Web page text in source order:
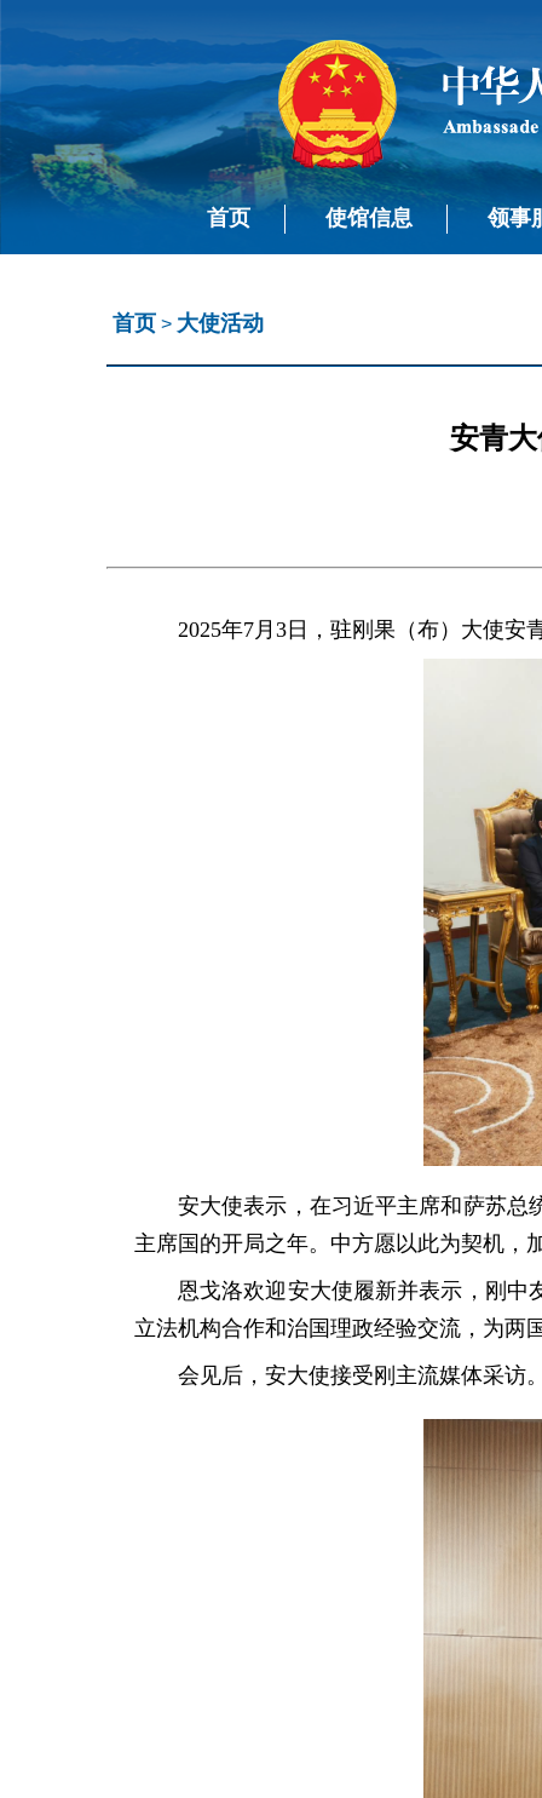
首页 使馆信息 领事
首页 > 大使活动
安青
2025年7月3日，驻刚果（布）大使
安大使表示，在习近平主席和萨苏总
主席国的开局之年。中方愿以此为契机，
恩戈洛欢迎安大使履新并表示，刚中
立法机构合作和治国理政经验交流，为两
会见后，安大使接受刚主流媒体采访